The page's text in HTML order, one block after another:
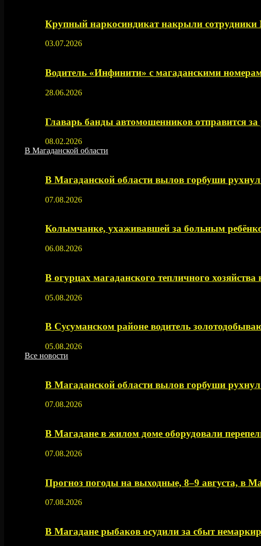
Крупный наркосиндикат накрыли
03.07.2026
Водитель «Инфинити» с магаданскими
28.06.2026
Главарь банды автомошенников отправится
08.02.2026
В Магаданской области
В Магаданской области вылов горбуши
07.08.2026
Колымчанке, ухаживавшей за больным
06.08.2026
В огурцах магаданского тепличного
05.08.2026
В Сусуманском районе водитель
05.08.2026
Все новости
В Магаданской области вылов горбуши
07.08.2026
В Магадане в жилом доме оборудовали
07.08.2026
Прогноз погоды на выходные, 8–9 августа, в
07.08.2026
В Магадане рыбаков осудили за сбыт